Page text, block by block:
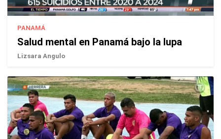
PANAMÁ
Salud mental en Panamá bajo la lupa
Lizsara Angulo